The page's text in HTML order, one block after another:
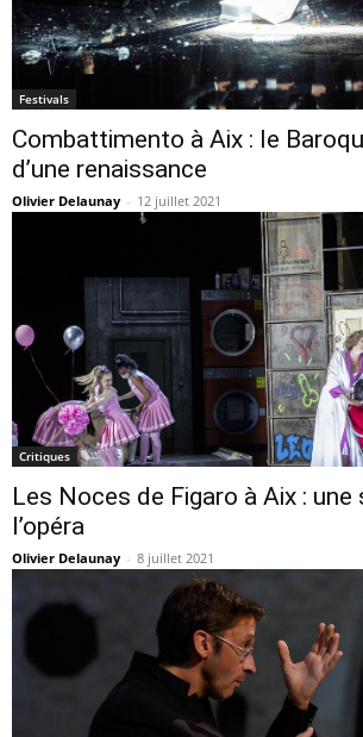
Festivals
Combattimento à Aix : le
d’une renaissance
Olivier Delaunay - 12 juillet 2021
Critiques
Les Noces de Figaro à Aix :
l’opéra
Olivier Delaunay - 8 juillet 2021